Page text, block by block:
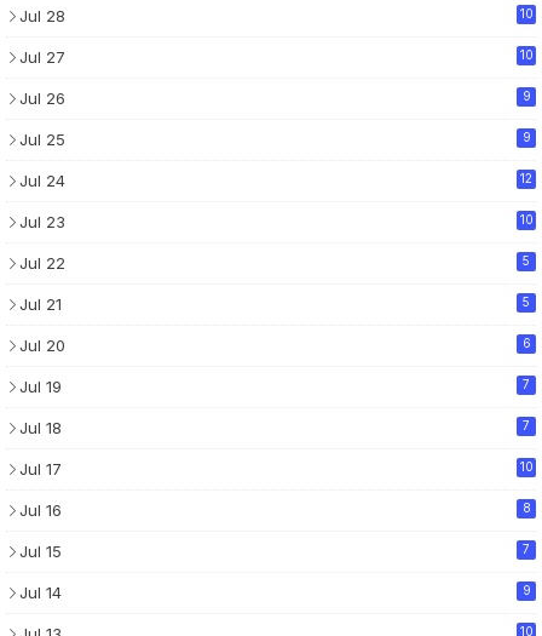
Jul 28 10
Jul 27 10
Jul 26 9
Jul 25 9
Jul 24 12
Jul 23 10
Jul 22 5
Jul 21 5
Jul 20 6
Jul 19 7
Jul 18 7
Jul 17 10
Jul 16 8
Jul 15 7
Jul 14 9
10